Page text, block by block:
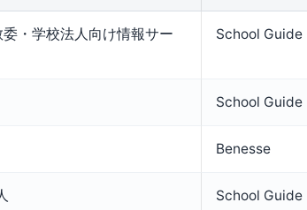
・学校法人向け情報サー
School Guide
School Guide
Benesse
School Guide